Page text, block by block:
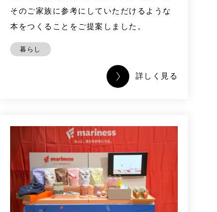
そのご家族に参考にしていただけるような
本をつくることをご提案しました。
暮らし
詳しく見る